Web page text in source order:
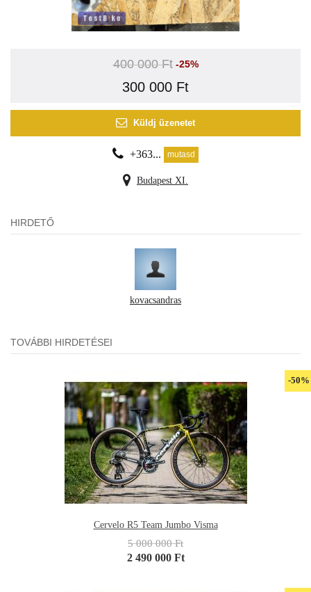
400 000 Ft-25%
300 000 Ft
Küldj üzenetet
+363... mutasd
Budapest XI.
HIRDETŐ
kovacsandras
TOVÁBBI HIRDETÉSEI
-50%
Cervelo R5 Team Jumbo Visma
5 000 000 Ft
2 490 000 Ft